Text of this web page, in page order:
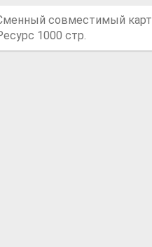
совместимый
1000 стр.